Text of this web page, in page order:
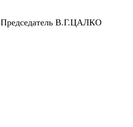
Председатель В.Г.ЦАЛКО